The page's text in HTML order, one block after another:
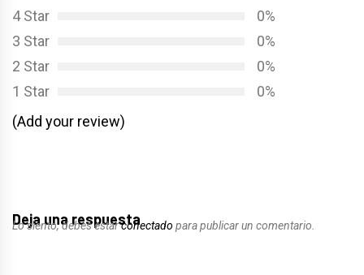
4 Star
0%
3 Star
0%
2 Star
0%
1 Star
0%
(Add your review)
Deja una respuesta
Lo siento, debes estarconectado para publicar un comentario.